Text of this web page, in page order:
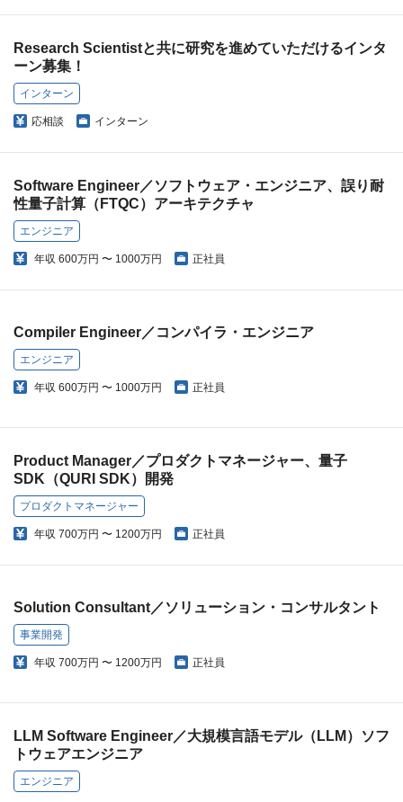
Research Scientistと共に研究を進めていただけるインタ
ーン募集！
インターン
応相談 インターン
Software Engineer／ソフトウェア・エンジニア、誤り耐
性量子計算（FTQC）アーキテクチャ
エンジニア
年収 600万円 〜 1000万円 正社員
Compiler Engineer／コンパイラ・エンジニア
エンジニア
年収 600万円 〜 1000万円 正社員
Product Manager／プロダクトマネージャー、量子
SDK（QURI SDK）開発
プロダクトマネージャー
年収 700万円 〜 1200万円 正社員
Solution Consultant／ソリューション・コンサルタント
事業開発
年収 700万円 〜 1200万円 正社員
LLM Software Engineer／大規模言語モデル（LLM）ソフ
トウェアエンジニア
エンジニア